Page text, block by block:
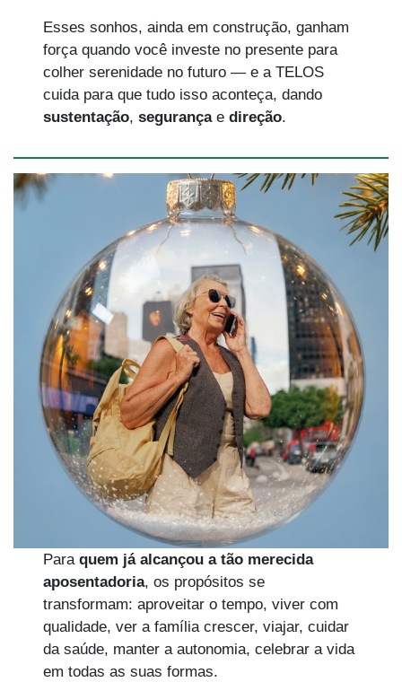
Esses sonhos, ainda em construção, ganham
força quando você investe no presente para
colher serenidade no futuro — e a TELOS
cuida para que tudo isso aconteça, dando
sustentação,segurançaedireção.
Paraquem já alcançou a tão merecida
aposentadoria, os propósitos se
transformam: aproveitar o tempo, viver com
qualidade, ver a família crescer, viajar, cuidar
da saúde, manter a autonomia, celebrar a vida
em todas as suas formas.